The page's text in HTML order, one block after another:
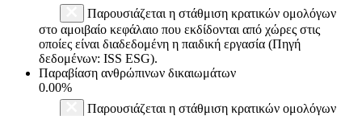
Παρουσιάζεται η στάθμιση κρατικών ομολόγων
στο αμοιβαίο κεφάλαιο που εκδίδονται από χώρες στις
οποίες είναι διαδεδομένη η παιδική εργασία (Πηγή
δεδομένων: ISS ESG).
Παραβίαση ανθρώπινων δικαιωμάτων
0.00%
Παρουσιάζεται η στάθμιση κρατικών ομολόγων